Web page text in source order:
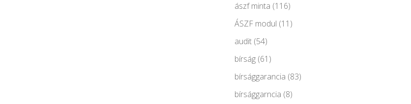
ászf minta (116)
ÁSZF modul (11)
audit(54)
bírság(61)
bírsággarancia (83)
bírsággarncia (8)